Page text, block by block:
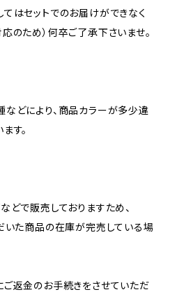
はセットでのお届けができなく
のため）何卒ご了承下さいませ。
などにより、商品カラーが多少違
す。
どで販売しておりますため、
いた商品の在庫が完売している場
ご返金のお手続きをさせていただ